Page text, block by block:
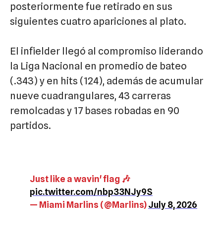
posteriormente fue retirado en sus
siguientes cuatro apariciones al plato.
El infielder llegó al compromiso liderando
la Liga Nacional en promedio de bateo
(.343) y en hits (124), además de acumular
nueve cuadrangulares, 43 carreras
remolcadas y 17 bases robadas en 90
partidos.
Just like a wavin' flag 🎶
pic.twitter.com/nbp33NJy9S
— Miami Marlins (@Marlins)July 8, 2026